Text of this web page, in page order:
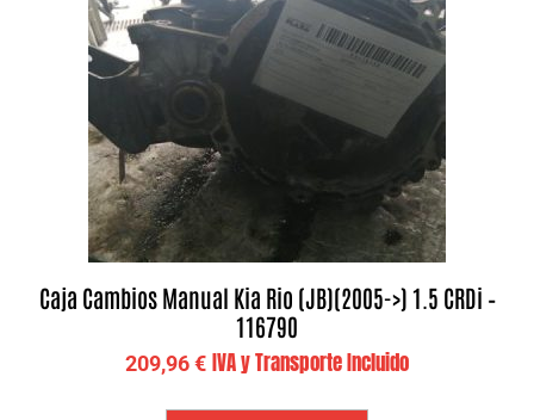
Caja Cambios Manual Kia Rio (JB)(2005->) 1.5 CRDi –
116790
209,96€ IVA y Transporte Incluido